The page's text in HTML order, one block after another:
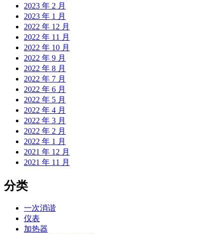
2023 年 2 月
2023 年 1 月
2022 年 12 月
2022 年 11 月
2022 年 10 月
2022 年 9 月
2022 年 8 月
2022 年 7 月
2022 年 6 月
2022 年 5 月
2022 年 4 月
2022 年 3 月
2022 年 2 月
2022 年 1 月
2021 年 12 月
2021 年 11 月
分类
一次消谐
仪表
加热器